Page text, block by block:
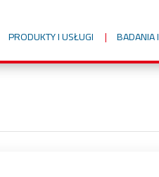
PRODUKTY I USŁUGI BADANIA